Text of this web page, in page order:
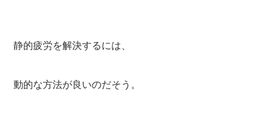
静的疲労を解決するには、
動的な方法が良いのだそう。